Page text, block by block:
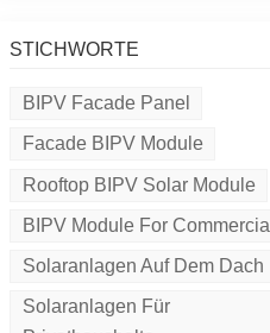
STICHWORTE
BIPV Facade Panel
Facade BIPV Module
Rooftop BIPV Solar Module
BIPV Module For Commercial
Solaranlagen Auf Dem Dach
Solaranlagen Für